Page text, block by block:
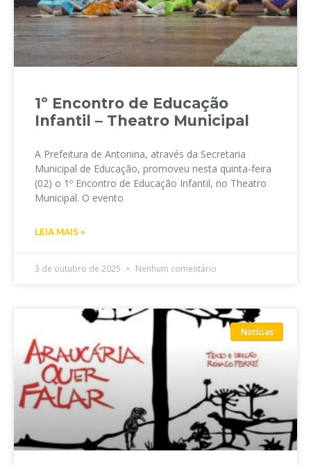
1º Encontro de Educação
Infantil – Theatro Municipal
A Prefeitura de Antonina, através da Secretaria
Municipal de Educação, promoveu nesta quinta-feira
(02) o 1º Encontro de Educação Infantil, no Theatro
Municipal. O evento
LEIA MAIS »
3 de outubro de 2025 Nenhum comentário
Notícias